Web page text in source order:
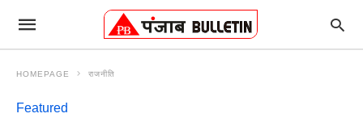
HOMEPAGE राजनीति
Featured